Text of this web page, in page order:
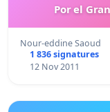
Por el
Nour-eddine Saoud
1 836 signatures
12 Nov 2011